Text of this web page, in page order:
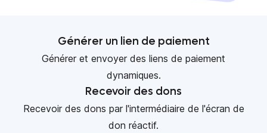
Générer un lien de paiement
Générer et envoyer des liens de paiement
dynamiques.
Recevoir des dons
Recevoir des dons par l'intermédiaire de l'écran de
don réactif.